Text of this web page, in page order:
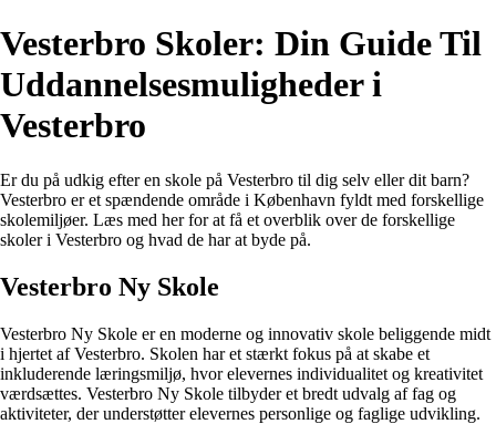
Vesterbro Skoler: Din Guide Til
Uddannelsesmuligheder i
Vesterbro
Er du på udkig efter en skole på Vesterbro til dig selv eller dit barn?
Vesterbro er et spændende område i København fyldt med forskellige
skolemiljøer. Læs med her for at få et overblik over de forskellige
skoler i Vesterbro og hvad de har at byde på.
Vesterbro Ny Skole
Vesterbro Ny Skole er en moderne og innovativ skole beliggende midt
i hjertet af Vesterbro. Skolen har et stærkt fokus på at skabe et
inkluderende læringsmiljø, hvor elevernes individualitet og kreativitet
værdsættes. Vesterbro Ny Skole tilbyder et bredt udvalg af fag og
aktiviteter, der understøtter elevernes personlige og faglige udvikling.